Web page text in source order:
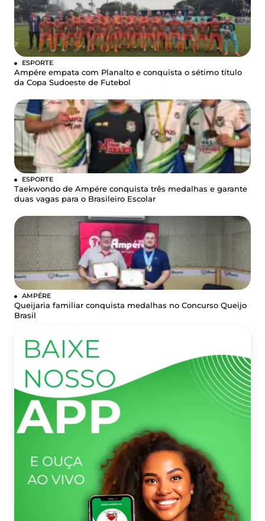
ESPORTE
Ampére empata com Planalto e conquista o sétimo título
da Copa Sudoeste de Futebol
ESPORTE
Taekwondo de Ampére conquista três medalhas e garante
duas vagas para o Brasileiro Escolar
AMPÉRE
Queijaria familiar conquista medalhas no Concurso Queijo
Brasil